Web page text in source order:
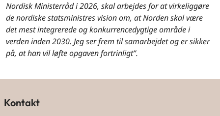
Nordisk Ministerråd i 2026, skal arbejdes for at virkeliggøre
de nordiske statsministres vision om, at Norden skal være
det mest integrerede og konkurrencedygtige område i
verden inden 2030. Jeg ser frem til samarbejdet og er sikker
på, at han vil løfte opgaven fortrinligt”.
Kontakt